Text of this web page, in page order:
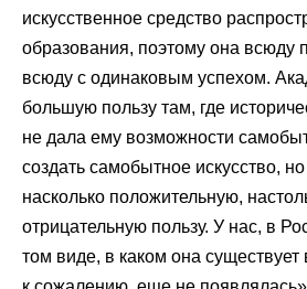
искусственное средство
образования, поэтому она всюду
всюду с одинаковым успехом.
большую пользу там, где
не дала ему возможности
создать самобытное искусство,
насколько положительную,
отрицательную пользу. У нас, в
том виде, в каком она